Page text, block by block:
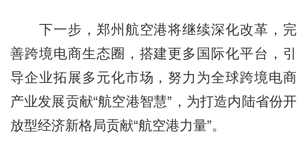
下一步，郑州航空港将继续深化改革，完
善跨境电商生态圈，搭建更多国际化平台，引
导企业拓展多元化市场，努力为全球跨境电商
产业发展贡献“航空港智慧”，为打造内陆省份开
放型经济新格局贡献“航空港力量”。